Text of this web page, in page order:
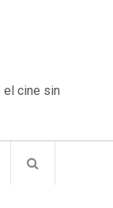
el cine sin